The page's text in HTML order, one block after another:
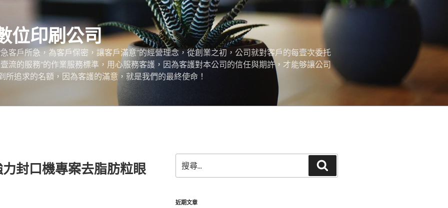
位印刷公司
客戶所急，為客戶保密，讓客戶滿意”的經營理念，從創業之初，公司就對客戶的每壹次委托
流的服務”的作業服務標準，用心服務客護，因為客護對本公司的信任與期許，才能够讓公司
追求的名額，因為客護的滿意，就是我們的最終使命！
封口機專案去脂肪粒眼
尋
關
字:
尋
近期文章